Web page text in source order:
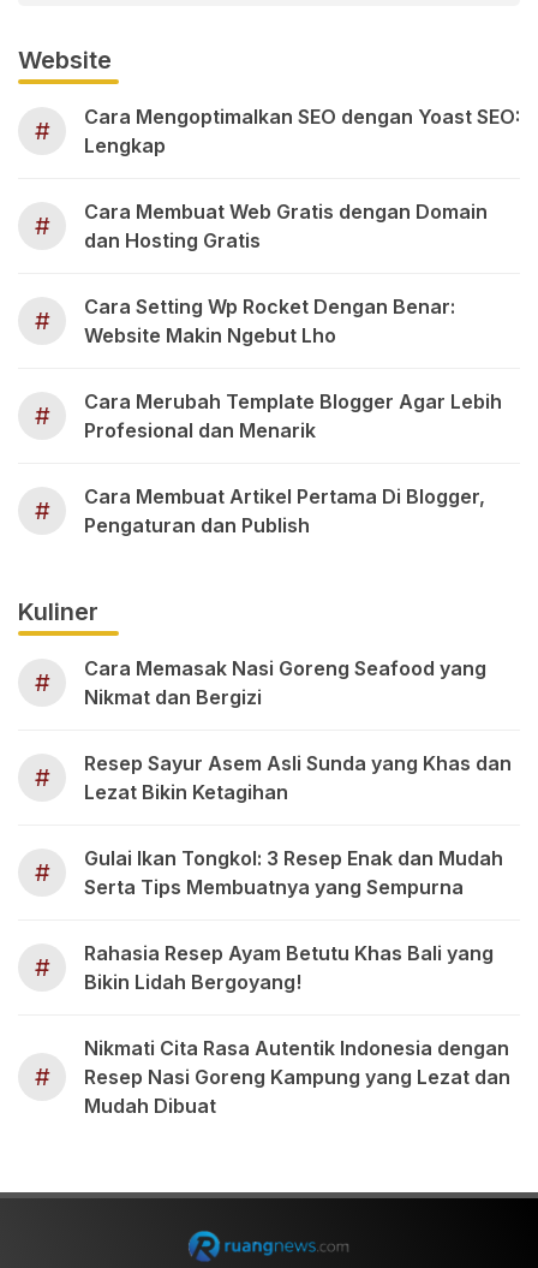
Website
#
Cara Mengoptimalkan SEO dengan Yoast SEO:
Lengkap
#
Cara Membuat Web Gratis dengan Domain
dan Hosting Gratis
#
Cara Setting Wp Rocket Dengan Benar:
Website Makin Ngebut Lho
#
Cara Merubah Template Blogger Agar Lebih
Profesional dan Menarik
#
Cara Membuat Artikel Pertama Di Blogger,
Pengaturan dan Publish
Kuliner
#
Cara Memasak Nasi Goreng Seafood yang
Nikmat dan Bergizi
#
Resep Sayur Asem Asli Sunda yang Khas dan
Lezat Bikin Ketagihan
#
Gulai Ikan Tongkol: 3 Resep Enak dan Mudah
Serta Tips Membuatnya yang Sempurna
#
Rahasia Resep Ayam Betutu Khas Bali yang
Bikin Lidah Bergoyang!
#
Nikmati Cita Rasa Autentik Indonesia dengan
Resep Nasi Goreng Kampung yang Lezat dan
Mudah Dibuat